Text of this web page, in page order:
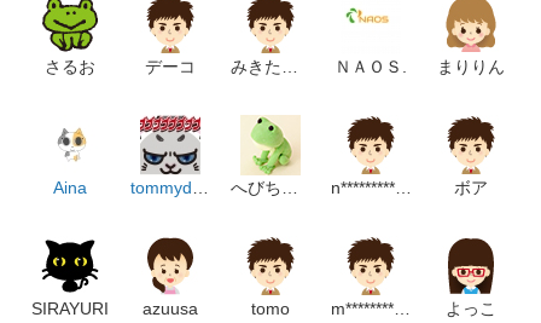
さるお デーコ みきたく６１２ ＮＡＯＳ. まりりん
Aina tommydesign へびちゃん n**************************m ボア
SIRAYURI azuusa tomo m*************************p よっこ